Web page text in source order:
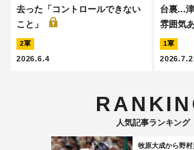
去った「コントロールできない
こと」
2軍
2026.6.4
台裏...
雰囲気
1軍
人気記事ランキング
牧原大成から野村